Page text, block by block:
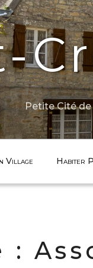
Petite Cité de
Village Habiter
: